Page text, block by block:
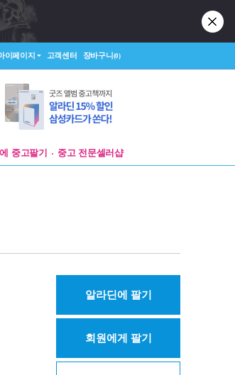
이페이지 고객센터 장바구니(0)
중고팔기 중고 전문셀러샵
알라딘에 팔기
회원에게 팔기